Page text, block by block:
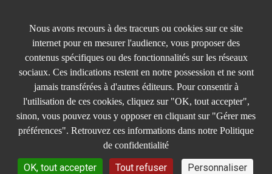
Retour sur le NoCode
Summit 2024 : DAMAaaS
à l’avant-garde de
l’innovation NoCode
Nous avons recours à des traceurs ou cookies sur ce site
internet pour en mesurer l'audience, vous proposer des
contenus spécifiques ou des fonctionnalités sur les réseaux
sociaux. Ces indications restent en notre possession et ne sont
jamais transférées à d'autres éditeurs. Pour consentir à
l'utilisation de ces cookies, cliquez sur "OK, tout accepter",
sinon, vous pouvez vous y opposer en cliquant sur "Gérer mes
préférences". Retrouvez ces informations dans notre Politique
de confidentialité
OK, tout accepter Tout refuser Personnaliser